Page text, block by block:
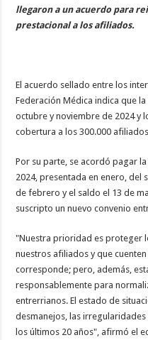
llegaron a un acuerdo para
prestacional a los afiliados.
El acuerdo sellado entre los
Federación Médica indica que
octubre y noviembre de 2024 y
cobertura a los 300.000
Por su parte, se acordó pagar
2024, presentada en enero, del
de febrero y el saldo el 13 de
suscripto un nuevo convenio
"Nuestra prioridad es proteger
nuestros afiliados y que
corresponde; pero, además,
responsablemente para
entrerrianos. El estado de
desmanejos, las
los últimos 20 años", afirmó el